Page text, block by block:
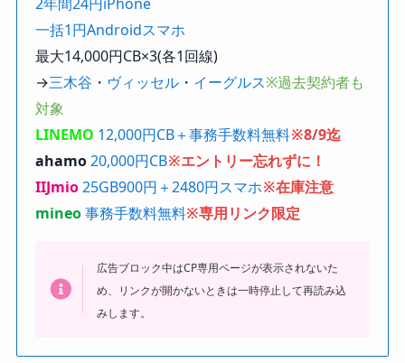
一括1円Androidスマホ
最大14,000円CB×3(各1回線)
→三木谷 ・ ヴィッセル・ イーグルス※過去契約者も
対象
LINEMO 12,000円CB＋事務手数料無料※8/9迄
ahamo20,000円CB※エントリー忘れずに！
IIJmio25GB900円＋2480円スマホ※在庫注意
mineo事務手数料無料※専用リンク限定
広告ブロック中はCP専用ページが表示されないた
め、リンクが開かないときは一時停止して再読み込
みします。